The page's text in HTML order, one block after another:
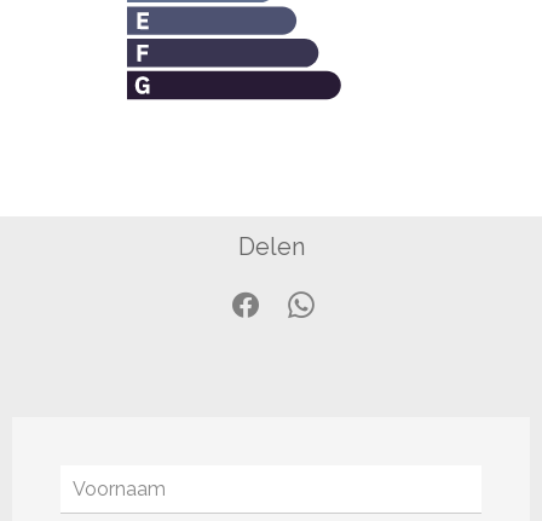
Delen